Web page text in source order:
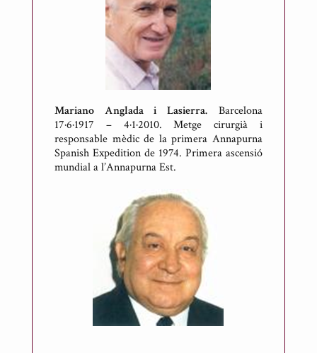
Mariano Anglada i Lasierra. Barcelona
17·6·1917 – 4·1·2010. Metge cirurgià i
responsable mèdic de la primera Annapurna
Spanish Expedition de 1974. Primera ascensió
mundial a l’Annapurna Est.